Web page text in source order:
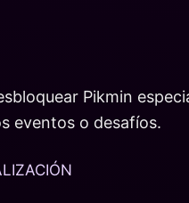
Pikmin
eventos o desafíos.